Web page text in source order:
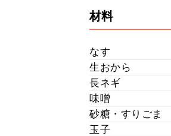
材料
なす
生おから
長ネギ
味噌
砂糖・すりごま
玉子